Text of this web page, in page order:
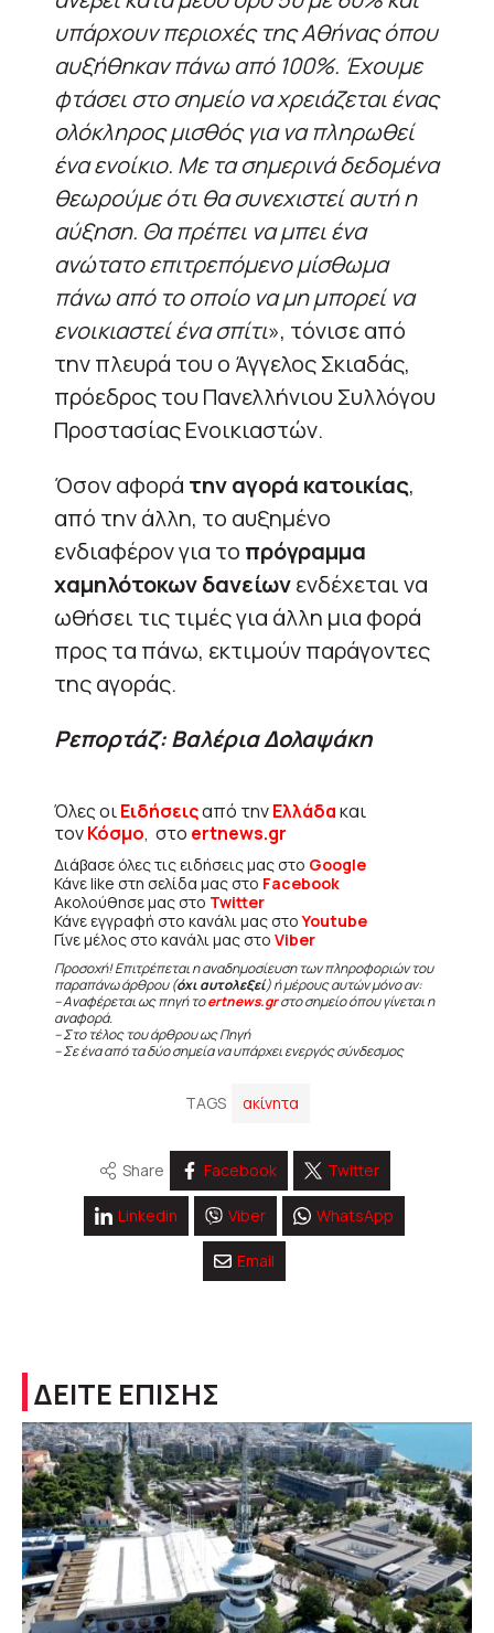
υπάρχουν περιοχές της Αθήνας όπου
αυξήθηκαν πάνω από 100%. Έχουμε
φτάσει στο σημείο να χρειάζεται ένας
ολόκληρος μισθός για να πληρωθεί
ένα ενοίκιο. Με τα σημερινά δεδομένα
θεωρούμε ότι θα συνεχιστεί αυτή η
αύξηση. Θα πρέπει να μπει ένα
ανώτατο επιτρεπόμενο μίσθωμα
πάνω από το οποίο να μη μπορεί να
ενοικιαστεί ένα σπίτι», τόνισε από
την πλευρά του ο Άγγελος Σκιαδάς,
πρόεδρος του Πανελλήνιου Συλλόγου
Προστασίας Ενοικιαστών.
Όσον αφορά την αγορά κατοικίας,
από την άλλη, το αυξημένο
ενδιαφέρον για το πρόγραμμα
χαμηλότοκων δανείωνενδέχεται να
ωθήσει τις τιμές για άλλη μια φορά
προς τα πάνω, εκτιμούν παράγοντες
της αγοράς.
Ρεπορτάζ: Βαλέρια Δολαψάκη
Όλες οιΕιδήσειςαπό τηνΕλλάδακαι
τονΚόσμο, στο ertnews.gr
Διάβασε όλες τις ειδήσεις μας στο Google
Κάνε like στη σελίδα μας στο Facebook
Ακολούθησε μας στο Twitter
Κάνε εγγραφή στο κανάλι μας στοYoutube
Γίνε μέλος στο κανάλι μας στο Viber
Προσοχή! Επιτρέπεται η αναδημοσίευση των πληροφοριών του
παραπάνω άρθρου (όχι αυτολεξεί) ή μέρους αυτών μόνο αν:
– Αναφέρεται ως πηγή τοertnews.grστο σημείο όπου γίνεται η
αναφορά.
– Στο τέλος του άρθρου ως Πηγή
– Σε ένα από τα δύο σημεία να υπάρχει ενεργός σύνδεσμος
TAGS ακίνητα
Share Facebook Twitter
Linkedin Viber WhatsApp
Email
ΔΕΙΤΕ ΕΠΙΣΗΣ